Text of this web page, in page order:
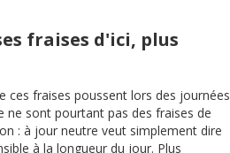
fraises d'ici, plus
ces fraises poussent lors des journées
ne sont pourtant pas des fraises de
: à jour neutre veut simplement dire
à la longueur du jour. Plus